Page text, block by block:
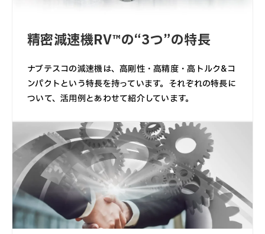
精密減速機RV™の“3つ”の特長
ナブテスコの減速機は、高剛性・高精度・高トルク&コ
ンパクトという特長を持っています。それぞれの特長に
ついて、活用例とあわせて紹介しています。